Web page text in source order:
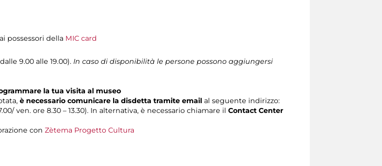
possessori della MIC card
9.00 alle 19.00). In caso di disponibilità le persone possono aggiungersi
la tua visita al museo
è necessario comunicare la disdetta tramite email al seguente indirizzo:
ven. ore 8.30 – 13.30). In alternativa, è necessario chiamare il Contact Center
con Zètema Progetto Cultura